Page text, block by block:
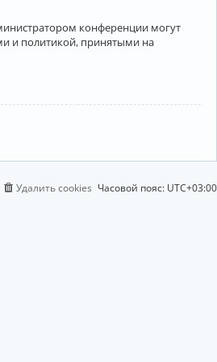
конференции могут
и политикой, принятыми на
Часовой пояс: UTC+03:00
Удалить cookies